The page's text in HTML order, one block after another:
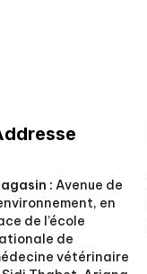
: Avenue de
en
de l’école
de
vétérinaire